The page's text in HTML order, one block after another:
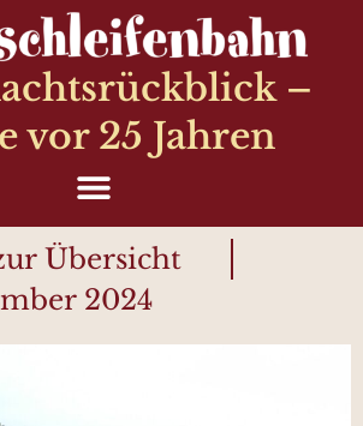
–
vor 25 Jahren
Übersicht
2024